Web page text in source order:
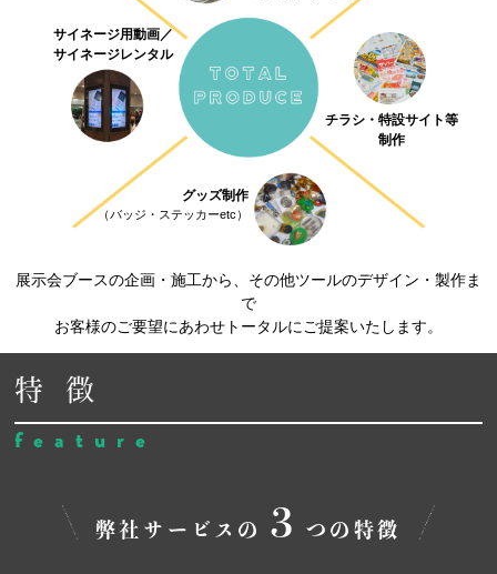
チラシ・特設サイト等
制作
グッズ制作
（バッジ・ステッカーetc）
サイネージ用動画／
サイネージレンタル
展示会ブースの企画・施工から、その他ツールのデザイン・製作ま
で
お客様のご要望にあわせトータルにご提案いたします。
特 徴
feature
弊社サービスの ３ つの特徴